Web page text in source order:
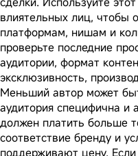
влиятельных лиц, чтобы
платформам, нишам и
проверьте последние
аудитории, формат
эксклюзивность,
Меньший автор может
аудитория специфична и
должен платить больше
соответствие бренду и
поддерживают цену.